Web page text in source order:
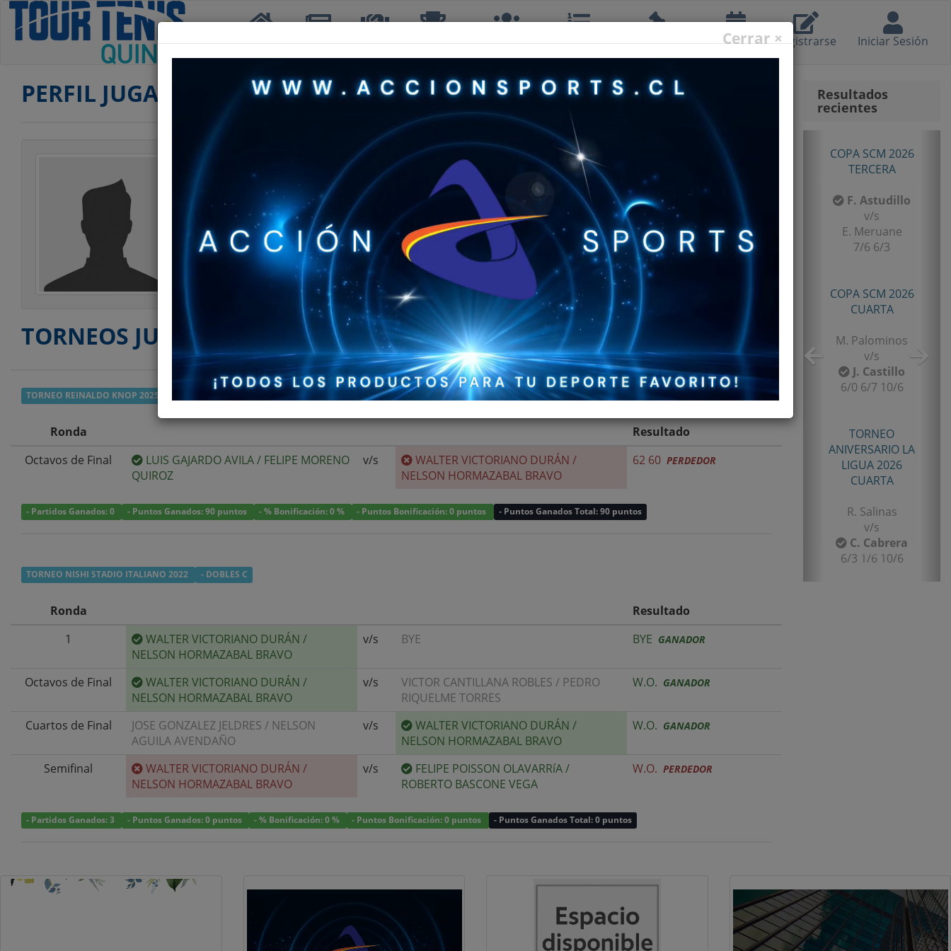
Registrarse Iniciar Sesión
Inicio Noticias TTQ Torneos Interclubes Ranking Reglamento Calendario
PERFIL JUGADOR
NELSON HORMAZABAL BRAVO
Categoría
4º, 4ºS, 4º DOBLES
47 años
Club
TOUR TENIS QUINTA
Ranking DOBLES C
588º
Ranking DOBLES CUARTA
191º
Estatura
Sin Info
Sin Info
Estilo Juego
Sin Info
TORNEOS JUGADOS
TORNEO REINALDO KNOP 2025
Ronda
Resultado
Octavos de Final
LUIS GAJARDO AVILA/ FELIPE MORENO
QUIROZ
v/s WALTER VICTORIANO DURÁN /
NELSON HORMAZABAL BRAVO
62 60 PERDEDOR
- Partidos Ganados: 0 - Puntos Ganados: 90 puntos - % Bonificación: 0 % - Puntos Bonificación: 0 puntos - Puntos Ganados Total: 90 puntos
TORNEO NISHI STADIO ITALIANO 2022 - DOBLES C
Ronda
Resultado
1
WALTER VICTORIANO DURÁN /
NELSON HORMAZABAL BRAVO
v/s BYE BYE GANADOR
Octavos de Final WALTER VICTORIANO DURÁN /
NELSON HORMAZABAL BRAVO
v/s VICTOR CANTILLANA ROBLES / PEDRO
RIQUELME TORRES
W.O. GANADOR
Cuartos de Final JOSE GONZALEZ JELDRES / NELSON
AGUILA AVENDAÑO
v/s WALTER VICTORIANO DURÁN /
NELSON HORMAZABAL BRAVO
W.O. GANADOR
Semifinal WALTER VICTORIANO DURÁN /
NELSON HORMAZABAL BRAVO
v/s FELIPE POISSON OLAVARRíA/
ROBERTO BASCONE VEGA
W.O. PERDEDOR
- Partidos Ganados: 3 - Puntos Ganados: 0 puntos - % Bonificación: 0 % - Puntos Bonificación: 0 puntos - Puntos Ganados Total: 0 puntos
Resultados
recientes
COPA SCM 2026
TERCERA
F. Astudillo
v/s
E. Meruane
7/6 6/3
COPA SCM 2026
CUARTA
M. Palominos
v/s
J. Castillo
6/0 6/7 10/6
TORNEO
ANIVERSARIO LA
LIGUA 2026
CUARTA
R. Salinas
v/s
C. Cabrera
6/3 1/6 10/6
Cerrar ×